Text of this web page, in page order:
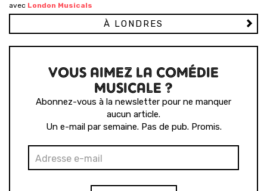
avec London Musicals
À LONDRES
VOUS AIMEZ LA COMÉDIE
MUSICALE ?
Abonnez-vous à la newsletter pour ne manquer
aucun article.
Un e-mail par semaine. Pas de pub. Promis.